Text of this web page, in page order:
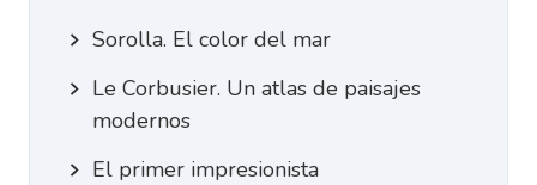
Sorolla. El color del mar
Le Corbusier. Un atlas de paisajes
modernos
El primer impresionista